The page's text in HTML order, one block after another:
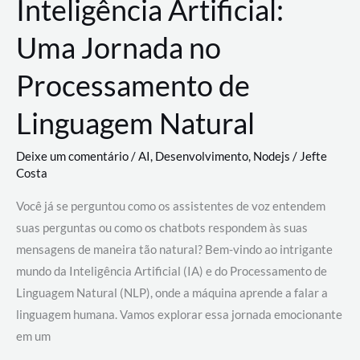
Inteligência Artificial:
Uma Jornada no
Processamento de
Linguagem Natural
Deixe um comentário/AI, Desenvolvimento, Nodejs / Jefte
Costa
Você já se perguntou como os assistentes de voz entendem
suas perguntas ou como os chatbots respondem às suas
mensagens de maneira tão natural? Bem-vindo ao intrigante
mundo da Inteligência Artificial (IA) e do Processamento de
Linguagem Natural (NLP), onde a máquina aprende a falar a
linguagem humana. Vamos explorar essa jornada emocionante
em um